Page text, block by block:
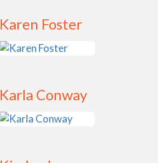
Karen Foster
Karla Conway